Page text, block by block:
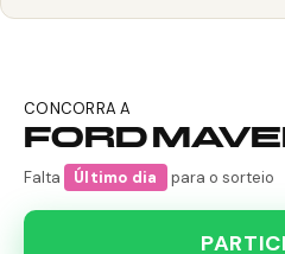
CONCORRA A
FORD
Falta Último dia para o sorteio